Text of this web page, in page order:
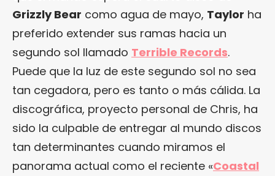
Grizzly Bear como agua de mayo, Taylor ha
preferido extender sus ramas hacia un
segundo sol llamado Terrible Records.
Puede que la luz de este segundo sol no sea
tan cegadora, pero es tanto o más cálida. La
discográfica, proyecto personal de Chris, ha
sido la culpable de entregar al mundo discos
tan determinantes cuando miramos el
panorama actual como el reciente «Coastal